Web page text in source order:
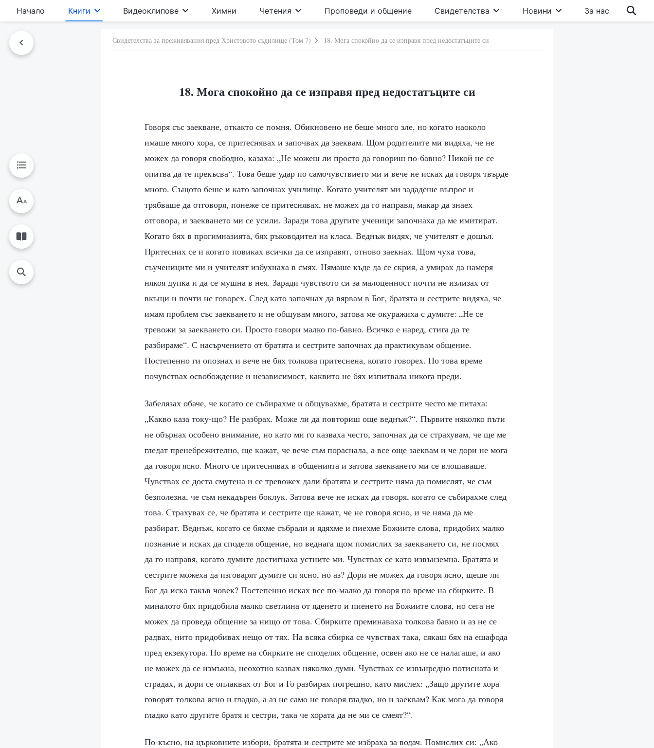
Начало Книги Видеоклипове Химни Четения Проповеди и общение Свидетелства Новини За нас
Свидетелства за преживявания пред Христовото съдилище (Том 7) 18. Мога спокойно да се изправя пред недостатъците си
18. Мога спокойно да се изправя пред недостатъците си
Говоря със заекване, откакто се помня. Обикновено не беше много зле, но когато наоколо
имаше много хора, се притеснявах и започвах да заеквам. Щом родителите ми видяха, че не
можех да говоря свободно, казаха: „Не можеш ли просто да говориш по-бавно? Никой не се
опитва да те прекъсва“. Това беше удар по самочувствието ми и вече не исках да говоря твърде
много. Същото беше и като започнах училище. Когато учителят ми зададеше въпрос и
трябваше да отговоря, понеже се притеснявах, не можех да го направя, макар да знаех
отговора, и заекването ми се усили. Заради това другите ученици започнаха да ме имитират.
Когато бях в прогимназията, бях ръководител на класа. Веднъж видях, че учителят е дошъл.
Притесних се и когато повиках всички да се изправят, отново заекнах. Щом чуха това,
съучениците ми и учителят избухнаха в смях. Нямаше къде да се скрия, а умирах да намеря
някоя дупка и да се мушна в нея. Заради чувството си за малоценност почти не излизах от
вкъщи и почти не говорех. След като започнах да вярвам в Бог, братята и сестрите видяха, че
имам проблем със заекването и не общувам много, затова ме окуражиха с думите: „Не се
тревожи за заекването си. Просто говори малко по-бавно. Всичко е наред, стига да те
разбираме“. С насърчението от братята и сестрите започнах да практикувам общение.
Постепенно ги опознах и вече не бях толкова притеснена, когато говорех. По това време
почувствах освобождение и независимост, каквито не бях изпитвала никога преди.
Забелязах обаче, че когато се събирахме и общувахме, братята и сестрите често ме питаха:
„Какво каза току-що? Не разбрах. Може ли да повториш още веднъж?“. Първите няколко пъти
не обърнах особено внимание, но като ми го казваха често, започнах да се страхувам, че ще ме
гледат пренебрежително, ще кажат, че вече съм пораснала, а все още заеквам и че дори не мога
да говоря ясно. Много се притеснявах в общенията и затова заекването ми се влошаваше.
Чувствах се доста смутена и се тревожех дали братята и сестрите няма да помислят, че съм
безполезна, че съм некадърен боклук. Затова вече не исках да говоря, когато се събирахме след
това. Страхувах се, че братята и сестрите ще кажат, че не говоря ясно, и че няма да ме
разбират. Веднъж, когато се бяхме събрали и ядяхме и пиехме Божиите слова, придобих малко
познание и исках да споделя общение, но веднага щом помислих за заекването си, не посмях
да го направя, когато думите достигнаха устните ми. Чувствах се като извънземна. Братята и
сестрите можеха да изговарят думите си ясно, но аз? Дори не можех да говоря ясно, щеше ли
Бог да иска такъв човек? Постепенно исках все по-малко да говоря по време на сбирките. В
миналото бях придобила малко светлина от яденето и пиенето на Божиите слова, но сега не
можех да проведа общение за нищо от това. Сбирките преминаваха толкова бавно и аз не се
радвах, нито придобивах нещо от тях. На всяка сбирка се чувствах така, сякаш бях на ешафода
пред екзекутора. По време на сбирките не споделях общение, освен ако не се налагаше, и ако
не можех да се измъкна, неохотно казвах няколко думи. Чувствах се извънредно потисната и
страдах, и дори се оплаквах от Бог и Го разбирах погрешно, като мислех: „Защо другите хора
говорят толкова ясно и гладко, а аз не само не говоря гладко, но и заеквам? Как мога да говоря
гладко като другите братя и сестри, така че хората да не ми се смеят?“.
По-късно, на църковните избори, братята и сестрите ме избраха за водач. Помислих си: „Ако